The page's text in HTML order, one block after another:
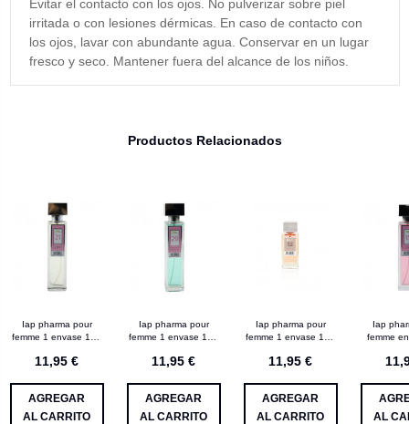
Evitar el contacto con los ojos. No pulverizar sobre piel
irritada o con lesiones dérmicas. En caso de contacto con
los ojos, lavar con abundante agua. Conservar en un lugar
fresco y seco. Mantener fuera del alcance de los niños.
Productos Relacionados
Iap pharma pour
femme 1 envase 150
11,95 €
AGREGAR
AL CARRITO
Iap pharma pour
femme 1 envase 150
11,95 €
AGREGAR
AL CARRITO
Iap pharma pour
femme 1 envase 150
11,95 €
AGREGAR
AL CARRITO
Iap
femme
AL